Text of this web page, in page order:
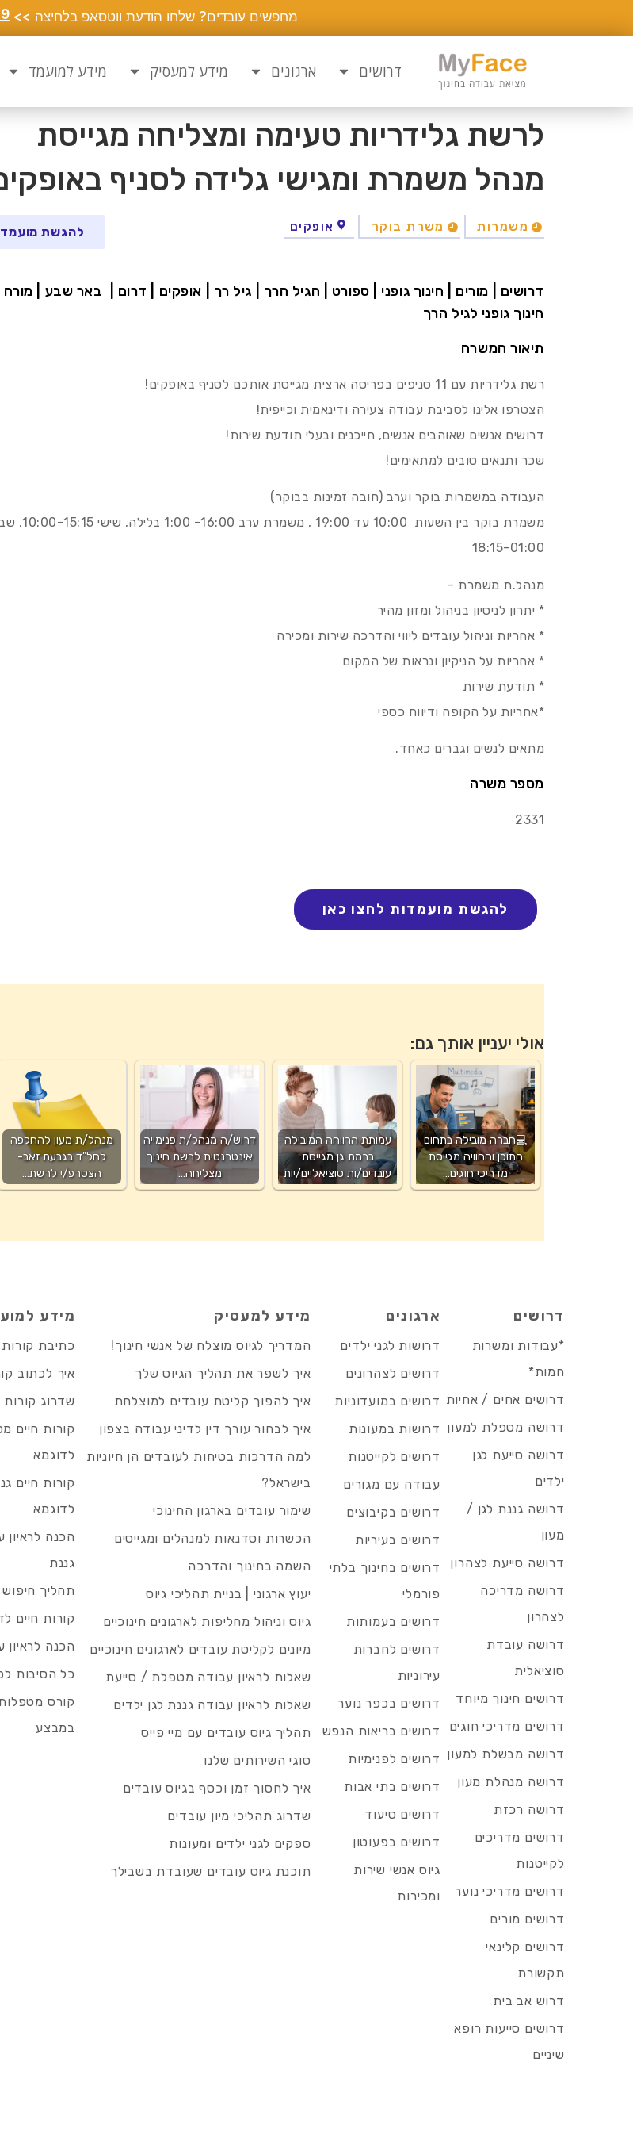
מחפשים עובדים? שלחו הודעת ווטסאפ בלחיצה >>
דרושים ארגונים מידע למעסיק מידע למועמד
לרשת גלידריות טעימה ומצליחה מגייסת
מנהל משמרת ומגישי גלידה לסניף
משמרות משרת בוקר אופקים להגשת
דרושים | מורים | חינוך גופני | ספורט | הגיל הרך | גיל רך | אופקים | דרום | באר שבע | מורה |
חינוך גופני לגיל הרך
תיאור המשרה
רשת גלידריות עם 11 סניפים בפריסה ארצית מגייסת אותכם לסניף באופקים!
הצטרפו אלינו לסביבת עבודה צעירה ודינאמית וכייפית!
דרושים אנשים שאוהבים אנשים, חייכנים ובעלי תודעת שירות!
שכר ותנאים טובים למתאימים!
העבודה במשמרות בוקר וערב (חובה זמינות בבוקר)
משמרת בוקר בין השעות 10:00 עד 19:00 , משמרת ערב
18:15-01:00
מנהל.ת משמרת –
* יתרון לניסיון בניהול ומזון מהיר
* אחריות וניהול עובדים ליווי והדרכה שירות ומכירה
* אחריות על הניקיון ונראות של המקום
* תודעת שירות
*אחריות על הקופה ודיווח כספי
מתאים לנשים וגברים כאחד.
מספר משרה
2331
אולי יעניין אותך גם:
מנהל/ת מעון להחלפה
לחל"ד בגבעת זאב-
הצטרפ/י לרשת…
דרוש/ה מנהל/ת פנימייה
אינטרנטית לרשת חינוך
מצליחה…
עמותת הרווחה המובילה
ברמת גן מגייסת
עובדים/ות סוציאליים/יות
💻חברה מובילה בתחום
התוכן והחוויה מגייסת
מדריכי חוגים…
דרושים
*עבודות ומשרות
חמות*
דרושים אחים / אחיות
דרושה מטפלת למעון
דרושה סייעת לגן
ילדים
דרושה גננת לגן /
מעון
דרושה סייעת לצהרון
דרושה מדריכה
לצהרון
דרושה עובדת
סוציאלית
דרושים חינוך מיוחד
דרושים מדריכי חוגים
דרושה מבשלת למעון
דרושה מנהלת מעון
דרושה רכזת
דרושים מדריכים
לקייטנות
דרושים מדריכי נוער
דרושים מורים
דרושים קלינאי
תקשורת
דרוש אב בית
דרושים סייעות רופא
שיניים
ארגונים
דרושות לגני ילדים
דרושים לצהרונים
דרושים במועדוניות
דרושות במעונות
דרושים לקייטנות
עבודה עם מגורים
דרושים בקיבוצים
דרושים בעיריות
דרושים בחינוך בלתי
פורמלי
דרושים בעמותות
דרושים לחברות
עירוניות
דרושים בכפר נוער
דרושים בריאות הנפש
דרושים לפנימיות
דרושים בתי אבות
דרושים סיעוד
דרושים בפעוטון
גיוס אנשי שירות
ומכירות
מידע למעסיק
המדריך לגיוס מוצלח של אנשי חינוך!
איך לשפר את תהליך הגיוס שלך
איך להפוך קליטת עובדים למוצלחת
איך לבחור עורך דין לדיני עבודה בצפון
למה הדרכות בטיחות לעובדים הן חיוניות
בישראל?
שימור עובדים בארגון החינוכי
הכשרות וסדנאות למנהלים ומגייסים
השמה בחינוך והדרכה
יעוץ ארגוני | בניית תהליכי גיוס
גיוס וניהול מחליפות לארגונים חינוכיים
מיונים לקליטת עובדים לארגונים חינוכיים
שאלות לראיון עבודה מטפלת / סייעת
שאלות לראיון עבודה גננת לגן ילדים
תהליך גיוס עובדים עם מיי פייס
סוגי השירותים שלנו
איך לחסוך זמן וכסף בגיוס עובדים
שדרוג תהליכי מיון עובדים
ספקים לגני ילדים ומעונות
תוכנת גיוס עובדים שעובדת בשבילך
מידע
כתיבת קורות
איך לכתוב
שדרוג
קורות חיים
לדוגמא
קורות חיים
לדוגמא
הכנה
גננת
תהליך
קורות חיים
הכנה לראיון
כל הסיבות
קורס
במבצע